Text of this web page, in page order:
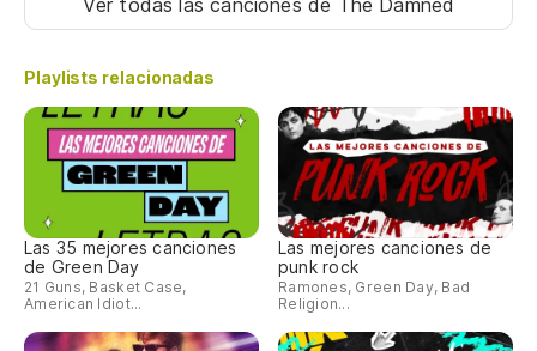
Ver todas las canciones de The Damned
Playlists relacionadas
Las 35 mejores canciones
de Green Day
21 Guns, Basket Case,
American Idiot...
Las mejores canciones de
punk rock
Ramones, Green Day, Bad
Religion...